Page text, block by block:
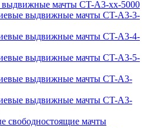
мачты CT-A3-xx-5000
выдвижные мачты CT-A3-3-
выдвижные мачты CT-A3-4-
выдвижные мачты CT-A3-5-
выдвижные мачты CT-A3-
выдвижные мачты CT-A3-
свободностоящие мачты